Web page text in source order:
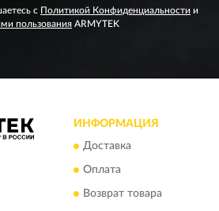
с Политикой Конфиденциальности и
пользования ARMYTEK
ИНФОРМАЦИЯ
Доставка
Оплата
Возврат товара